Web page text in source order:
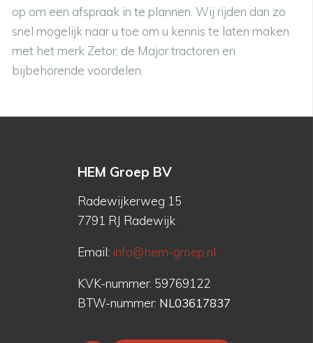
op om een afspraak in te plannen. Wij rijden dan zo
snel mogelijk naar u toe om u kennis te laten maken
met het merk Zetor, de Major tractoren en
bijbehorende voordelen.
HEM Groep BV
Radewijkerweg 15
7791 RJ Radewijk
Email: info@hem-groep.nl
KVK-nummer: 59769122
BTW-nummer: NL03617837